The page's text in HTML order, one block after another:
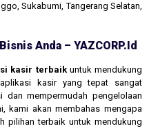
Sukabumi, Tangerang Selatan,
Anda – YAZCORP.id
kasir terbaikuntuk mendukung
kasir yang tepat sangat
dan mempermudah pengelolaan
kami akan membahas mengapa
pilihan terbaik untuk mendukung